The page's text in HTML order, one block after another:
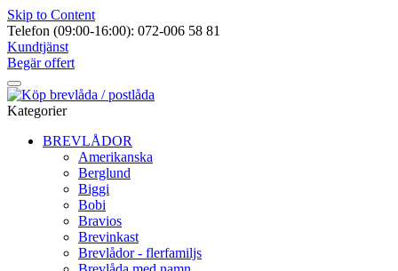
Skip to Content
Telefon (09:00-16:00): 072-006 58 81
Kundtjänst
Begär offert
Kategorier
BREVLÅDOR
Amerikanska
Berglund
Biggi
Bobi
Bravios
Brevinkast
Brevlådor - flerfamiljs